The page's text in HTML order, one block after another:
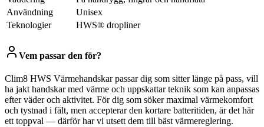
Användning
Unisex
Teknologier
HWS® dropliner
Vem passar den för?
Clim8 HWS Värmehandskar passar dig som sitter länge på pass, vill
ha jakt handskar med värme och uppskattar teknik som kan anpassas
efter väder och aktivitet. För dig som söker maximal värmekomfort
och tystnad i fält, men accepterar den kortare batteritiden, är det här
ett toppval — därför har vi utsett dem till bäst värmereglering.